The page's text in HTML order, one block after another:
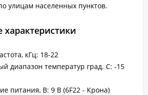
улицам населенных пунктов.
характеристики
кГц: 18-22
диапазон температур град. С: -15
питания, В: 9 В (6F22 - Крона)